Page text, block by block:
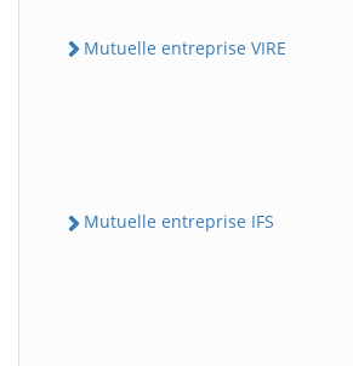
Mutuelle entreprise VIRE
Mutuelle entreprise IFS